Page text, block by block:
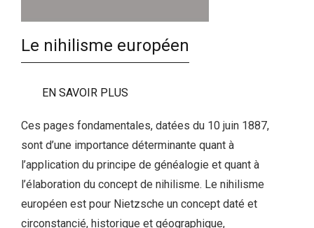
Le nihilisme européen
EN SAVOIR PLUS
Ces pages fondamentales, datées du 10 juin 1887,
sont d’une importance déterminante quant à
l’application du principe de généalogie et quant à
l’élaboration du concept de nihilisme. Le nihilisme
européen est pour Nietzsche un concept daté et
circonstancié, historique et géographique,